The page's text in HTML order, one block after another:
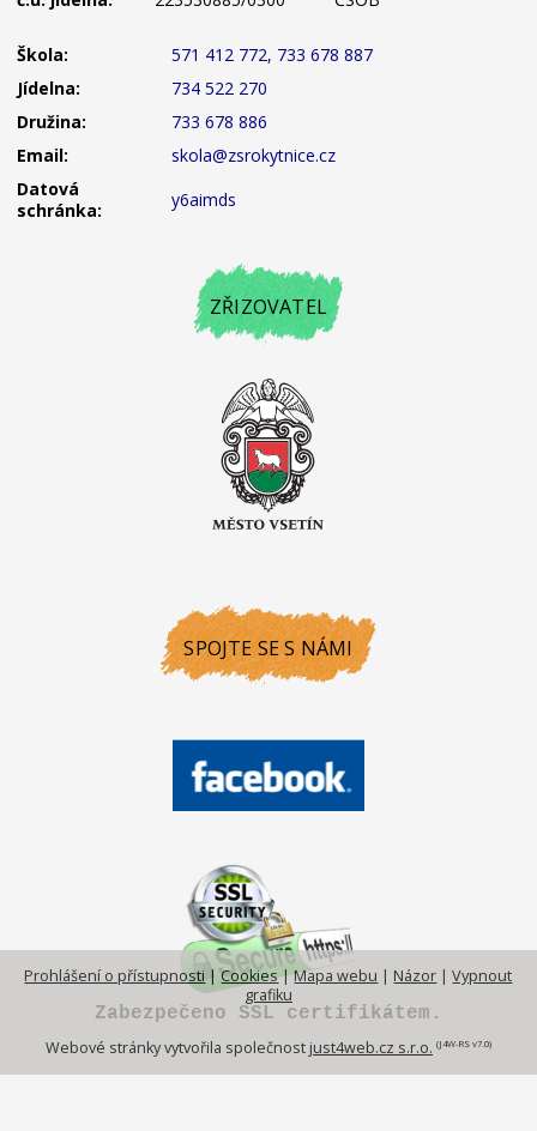
Škola:
571 412 772, 733 678 887
Jídelna:
734 522 270
Družina:
733 678 886
Email:
skola@zsrokytnice.cz
Datová
schránka:
y6aimds
ZŘIZOVATEL
SPOJTE SE S NÁMI
Zabezpečeno SSL certifikátem.
Prohlášení o přístupnosti |Cookies|Mapa webu | Názor |Vypnout
grafiku
Webové stránky vytvořila společnost just4web.cz s.r.o. (J4W-RS v7.0)